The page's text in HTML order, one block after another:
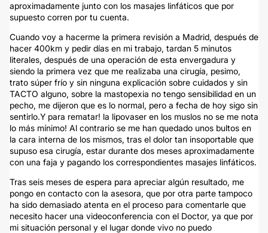
aproximadamente junto con los masajes linfáticos que por
supuesto corren por tu cuenta.
Cuando voy a hacerme la primera revisión a Madrid, después de
hacer 400km y pedir días en mi trabajo, tardan 5 minutos
literales, después de una operación de esta envergadura y
siendo la primera vez que me realizaba una cirugía, pesimo,
trato súper frío y sin ninguna explicación sobre cuidados y sin
TACTO alguno, sobre la mastopexia no tengo sensibilidad en un
pecho, me dijeron que es lo normal, pero a fecha de hoy sigo sin
sentirlo.Y para rematar! la lipovaser en los muslos no se me nota
lo más mínimo! Al contrario se me han quedado unos bultos en
la cara interna de los mismos, tras el dolor tan insoportable que
supuso esa cirugía, estar durante dos meses aproximadamente
con una faja y pagando los correspondientes masajes linfáticos.
Tras seis meses de espera para apreciar algún resultado, me
pongo en contacto con la asesora, que por otra parte tampoco
ha sido demasiado atenta en el proceso para comentarle que
necesito hacer una videoconferencia con el Doctor, ya que por
mi situación personal y el lugar donde vivo no puedo